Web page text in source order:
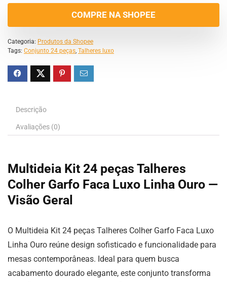
COMPRE NA SHOPEE
Categoria: Produtos da Shopee
Tags: Conjunto 24 peças, Talheres luxo
Descrição
Avaliações (0)
Multideia Kit 24 peças Talheres
Colher Garfo Faca Luxo Linha Ouro —
Visão Geral
O Multideia Kit 24 peças Talheres Colher Garfo Faca Luxo
Linha Ouro reúne design sofisticado e funcionalidade para
mesas contemporâneas. Ideal para quem busca
acabamento dourado elegante, este conjunto transforma